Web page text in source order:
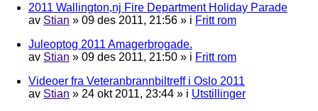
2011 Wallington,nj Fire Department Holiday Parade
av Stian » 09 des 2011, 21:56 » i Fritt rom
Juleoptog 2011 Amagerbrogade.
av Stian » 09 des 2011, 21:50 » i Fritt rom
Videoer fra Veteranbrannbiltreff i Oslo 2011
av Stian » 24 okt 2011, 23:44 » i Utstillinger